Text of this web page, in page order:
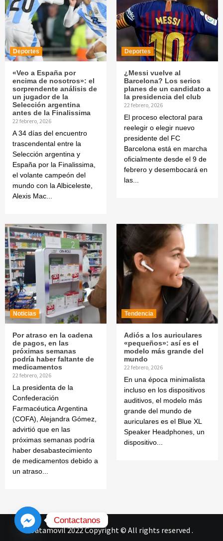
Deportes
«Veo a España por
encima de nosotros»: el
sorprendente análisis de
un jugador de la
Selección argentina
antes de la Finalissima
22 febrero, 2026
A 34 días del encuentro
trascendental entre la
Selección argentina y
España por la Finalissima,
el volante campeón del
mundo con la Albiceleste,
Alexis Mac...
Deportes
¿Messi vuelve al
Barcelona? Los serios
planes de un candidato a
la presidencia del club
22 febrero, 2026
El proceso electoral para
reelegir o elegir nuevo
presidente del FC
Barcelona está en marcha
oficialmente desde el 9 de
febrero y desembocará en
las...
Noticias
Por atraso en la cadena
de pagos, en las
próximas semanas
podría haber faltante de
medicamentos
22 febrero, 2026
La presidenta de la
Confederación
Farmacéutica Argentina
(COFA), Alejandra Gómez,
advirtió que en las
próximas semanas podría
haber desabastecimiento
de medicamentos debido a
un atraso...
Tendencia
Adiós a los auriculares
«pequeños»: así es el
modelo más grande del
mundo
22 febrero, 2026
En una época minimalista
incluso en los dispositivos
auditivos, el modelo más
grande del mundo de
auriculares es el Blue XL
Speaker Headphones, un
dispositivo...
Datamovil 2022 Copyright © All rights reserved .
Contactanos